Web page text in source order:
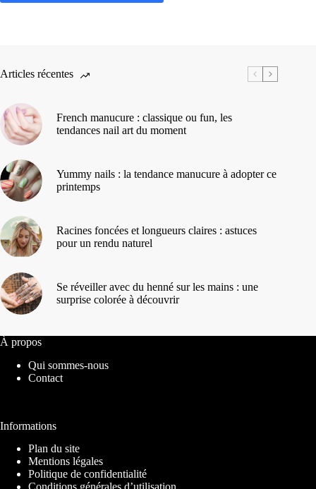
Articles récentes
French manucure : classique ou fun, les
tendances nail art du moment
Yummy nails : la tendance manucure à adopter ce
printemps
Racines foncées et longueurs claires : astuces
pour un rendu naturel
Se réveiller avec du henné sur les mains : une
surprise colorée à découvrir
À propos
Qui sommes-nous
Contact
Informations
Plan du site
Mentions légales
Politique de confidentialité